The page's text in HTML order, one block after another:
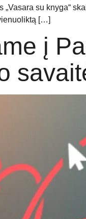
su knyga“
[…]
į